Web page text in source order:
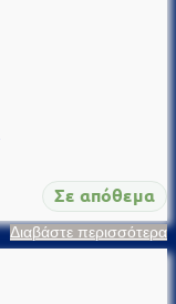
Σε απόθεμα
Διαβάστε περισσότερα